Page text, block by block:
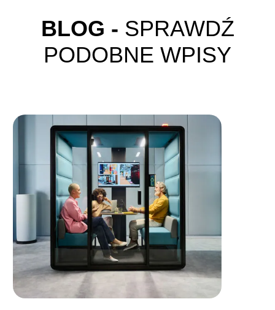
BLOG - SPRAWDŹ
PODOBNE WPISY